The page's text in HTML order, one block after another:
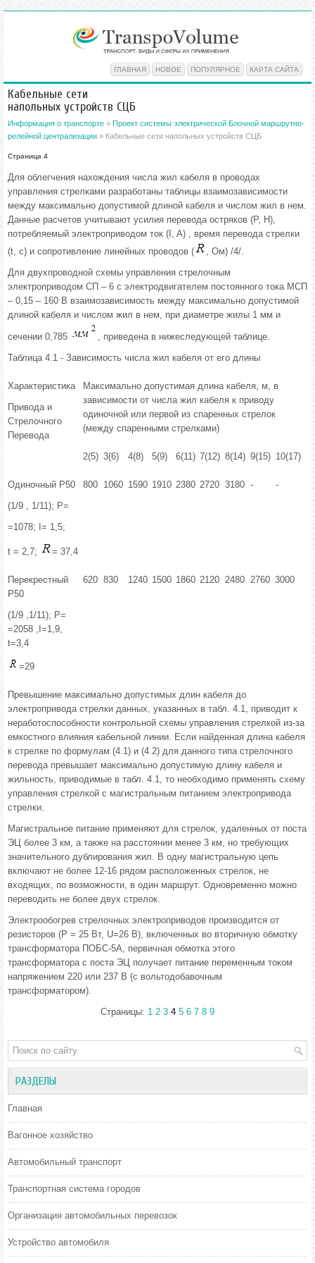
ГЛАВНАЯ НОВОЕ ПОПУЛЯРНОЕ КАРТА САЙТА
Кабельные сети
напольных устройств СЦБ
Информация о транспорте » Проект системы электрической Блочной маршрутно-
релейной централизации » Кабельные сети напольных устройств СЦБ
Страница 4
Для облегчения нахождения числа жил кабеля в проводах
управления стрелками разработаны таблицы взаимозависимости
между максимально допустимой длиной кабеля и числом жил в нем.
Данные расчетов учитывают усилия перевода остряков (Р, Н),
потребляемый электроприводом ток (I, A) , время перевода стрелки
(t, c) и сопротивление линейных проводов (
, Oм) /4/.
Для двухпроводной схемы управления стрелочным
электроприводом СП – 6 с электродвигателем постоянного тока МСП
– 0,15 – 160 В взаимозависимость между максимально допустимой
длиной кабеля и числом жил в нем, при диаметре жилы 1 мм и
сечении 0,785
, приведена в нижеследующей таблице.
Таблица 4.1 - Зависимость числа жил кабеля от его длины
Характеристика
Привода и
Стрелочного
Перевода
Максимально допустимая длина кабеля, м, в
зависимости от числа жил кабеля к приводу
одиночной или первой из спаренных стрелок
(между спаренными стрелками)
2(5) 3(6) 4(8) 5(9) 6(11) 7(12) 8(14) 9(15) 10(17)
Одиночный Р50
(1/9 , 1/11); Р=
=1078; I= 1,5;
t = 2,7; = 37,4
800 1060 1590 1910 2380 2720 3180 - -
Перекрестный
Р50
(1/9 ,1/11); Р=
=2058 ,I=1,9,
t=3,4
=29
620 830 1240 1500 1860 2120 2480 2760 3000
Превышение максимально допустимых длин кабеля до
электропривода стрелки данных, указанных в табл. 4.1, приводит к
неработоспособности контрольной схемы управления стрелкой из-за
емкостного влияния кабельной линии. Если найденная длина кабеля
к стрелке по формулам (4.1) и (4.2) для данного типа стрелочного
перевода превышает максимально допустимую длину кабеля и
жильность, приводимые в табл. 4.1, то необходимо применять схему
управления стрелкой с магистральным питанием электропривода
стрелки.
Магистральное питание применяют для стрелок, удаленных от поста
ЭЦ более 3 км, а также на расстоянии менее 3 км, но требующих
значительного дублирования жил. В одну магистральную цепь
включают не более 12-16 рядом расположенных стрелок, не
входящих, по возможности, в один маршрут. Одновременно можно
переводить не более двух стрелок.
Электрообогрев стрелочных электроприводов производится от
резисторов (Р = 25 Вт, U=26 B), включенных во вторичную обмотку
трансформатора ПОБС-5А, первичная обмотка этого
трансформатора с поста ЭЦ получает питание переменным током
напряжением 220 или 237 В (с вольтодобавочным
трансформатором).
Страницы: 1 2 3 4 5 6 7 8 9
РАЗДЕЛЫ
Главная
Вагонное хозяйство
Автомобильный транспорт
Транспортная система городов
Организация автомобильных перевозок
Устройство автомобиля